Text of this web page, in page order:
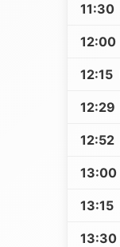
11:30
12:00
12:15
12:29
12:52
13:00
13:15
13:30